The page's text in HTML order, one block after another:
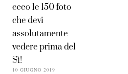
ecco le 150 foto
che devi
assolutamente
vedere prima del
Sì!
10 GIUGNO 2019